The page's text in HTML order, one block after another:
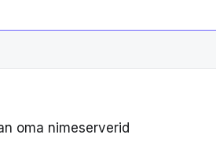
oma nimeserverid